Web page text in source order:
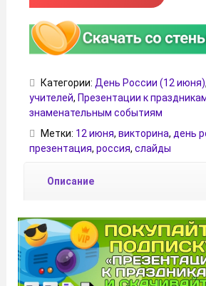
Категории: День России (12 июня),
учителей, Презентации к
знаменательным событиям
Метки: 12 июня, викторина, день
презентация, россия, слайды
Описание